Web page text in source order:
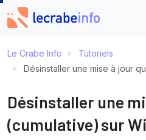
Le Crabe Info
Tutoriels
Désinstaller une mise à jour
Désinstaller une
(cumulative) sur